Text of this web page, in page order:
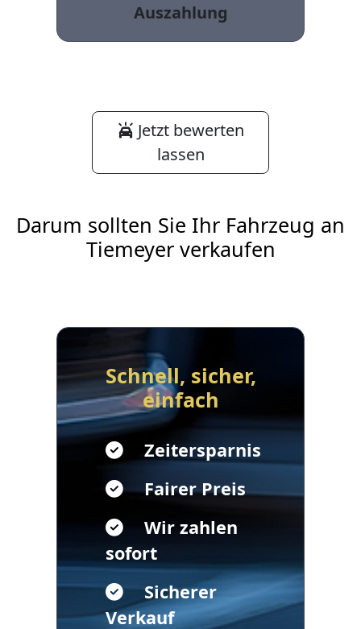
Auszahlung
Jetzt bewerten
lassen
Darum sollten Sie Ihr Fahrzeug an
Tiemeyer verkaufen
Schnell, sicher,
einfach
Zeitersparnis
Fairer Preis
Wir zahlen
sofort
Sicherer
Verkauf